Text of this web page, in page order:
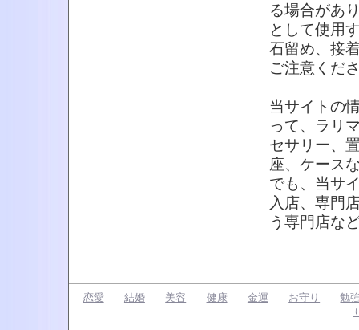
る場合があ
として使用
石留め、接
ご注意くだ
当サイトの
って、ラリ
セサリー、
座、ケース
でも、当サ
入店、専門
う専門店な
恋愛 結婚 美容 健康 金運 お守り
勉